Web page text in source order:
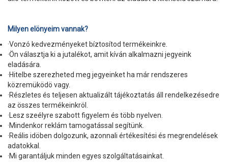
Milyen elönyeim vannak?
·Vonzó kedvezményeket bíztosítod termékeinkre.
·Ön választja ki a jutalékot, amit kíván alkalmazni jegyeink
eladására.
·Hitelbe szerezheted meg jegyeinket ha már rendszeres
közremüködö vagy.
·Részletes és teljesen aktualizált tájékoztatás áll rendelkezésedre
az összes termékeinkröl.
·Lesz szeélyre szabott figyelem és több nyelven.
·Mindenkor reklám tamogatással segítünk.
·Reális idöben dolgozunk, azonnali értékesítési és megrendelések
adatokkal.
·Mi garantáljuk minden egyes szolgáltatásainkat.